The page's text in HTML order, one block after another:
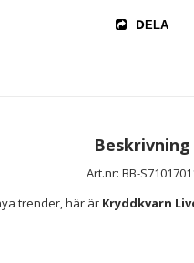
DELA
Beskrivning
Art.nr: BB-
trender, här är Kryddkvarn